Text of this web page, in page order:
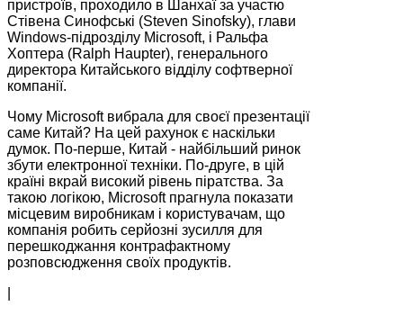
пристроїв, проходило в Шанхаї за участю
Стівена Синофські (Steven Sinofsky), глави
Windows-підрозділу Microsoft, і Ральфа
Хоптера (Ralph Haupter), генерального
директора Китайського відділу софтверної
компанії.
Чому Microsoft вибрала для своєї презентації
саме Китай? На цей рахунок є наскільки
думок. По-перше, Китай - найбільший ринок
збути електронної техніки. По-друге, в цій
країні вкрай високий рівень піратства. За
такою логікою, Microsoft прагнула показати
місцевим виробникам і користувачам, що
компанія робить серйозні зусилля для
перешкоджання контрафактному
розповсюдження своїх продуктів.